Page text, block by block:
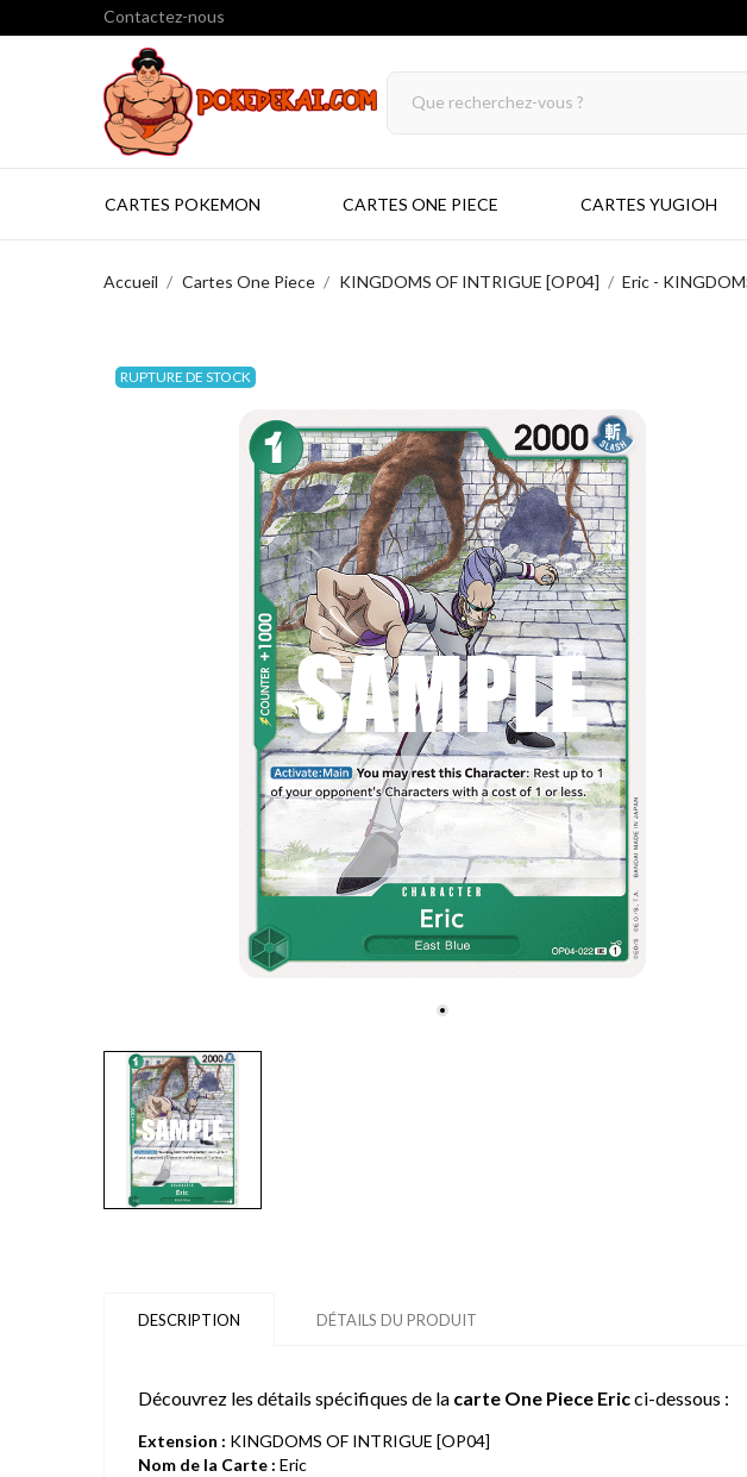
Contactez-nous
CARTES POKEMON CARTES ONE PIECE CARTES YUGIOH
Accueil Cartes One Piece KINGDOMS OF INTRIGUE [OP04] Eric -
RUPTURE DE STOCK
DESCRIPTION DÉTAILS DU PRODUIT
Découvrez les détails spécifiques de la carte One Piece Ericci-dessous :
Extension : KINGDOMS OF INTRIGUE [OP04]
Nom de la Carte : Eric